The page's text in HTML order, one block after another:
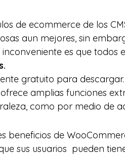
de ecommerce de los
aun mejores, sin
es que todos
gratuito para
amplias funciones
como por medio de
beneficios de
sus usuarios  pueden